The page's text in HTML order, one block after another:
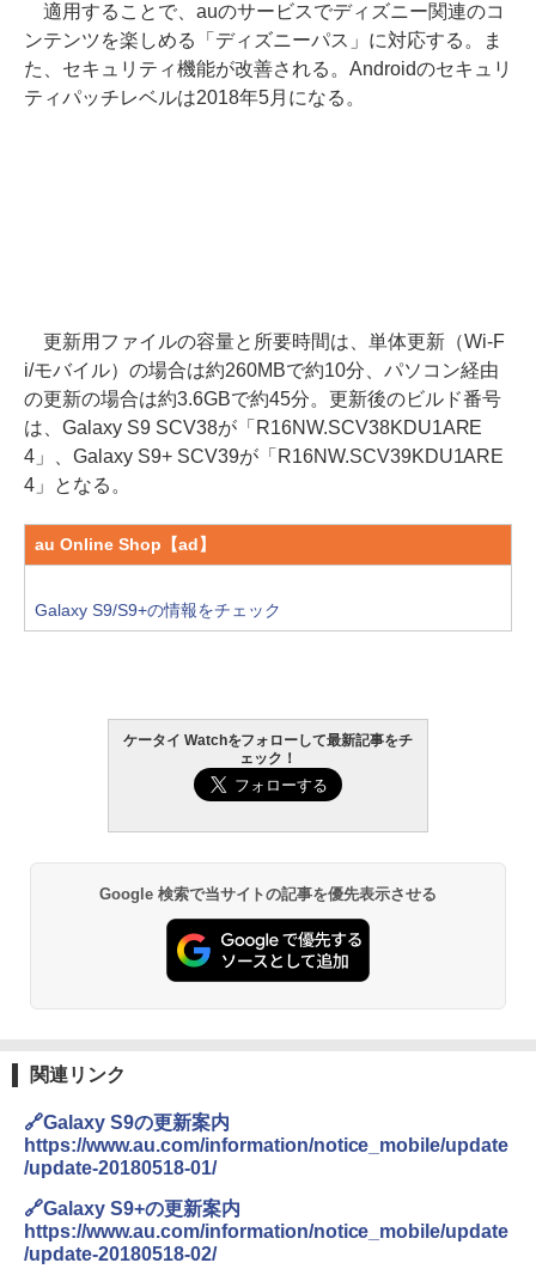
適用することで、auのサービスでディズニー関連のコ
ンテンツを楽しめる「ディズニーパス」に対応する。ま
た、セキュリティ機能が改善される。Androidのセキュリ
ティパッチレベルは2018年5月になる。
更新用ファイルの容量と所要時間は、単体更新（Wi-F
i/モバイル）の場合は約260MBで約10分、パソコン経由
の更新の場合は約3.6GBで約45分。更新後のビルド番号
は、Galaxy S9 SCV38が「R16NW.SCV38KDU1ARE
4」、Galaxy S9+ SCV39が「R16NW.SCV39KDU1ARE
4」となる。
au Online Shop【ad】
Galaxy S9/S9+の情報をチェック
ケータイ Watchをフォローして最新記事をチ
ェック！
Google 検索で当サイトの記事を優先表示させる
関連リンク
🔗Galaxy S9の更新案内
https://www.au.com/information/notice_mobile/update
/update-20180518-01/
🔗Galaxy S9+の更新案内
https://www.au.com/information/notice_mobile/update
/update-20180518-02/